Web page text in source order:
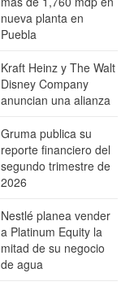
nueva planta en
Puebla
Kraft Heinz y The Walt
Disney Company
anuncian una alianza
Gruma publica su
reporte financiero del
segundo trimestre de
2026
Nestlé planea vender
a Platinum Equity la
mitad de su negocio
de agua